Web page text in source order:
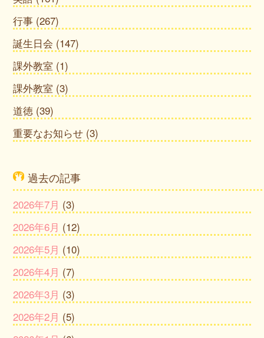
行事 (267)
誕生日会 (147)
課外教室 (1)
課外教室 (3)
道徳 (39)
重要なお知らせ (3)
過去の記事
2026年7月 (3)
2026年6月 (12)
2026年5月 (10)
2026年4月 (7)
2026年3月 (3)
2026年2月 (5)